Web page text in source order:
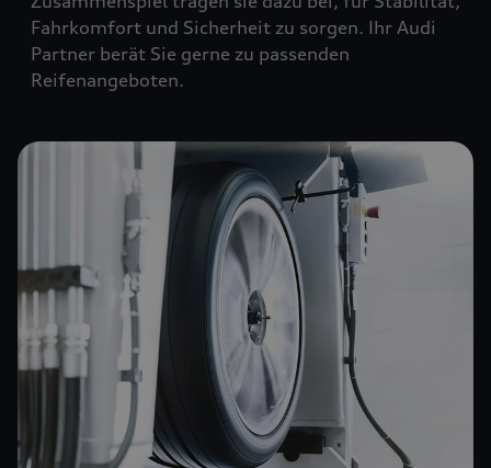
Fahrkomfort und Sicherheit zu sorgen. Ihr Audi
Partner berät Sie gerne zu passenden
Reifenangeboten.